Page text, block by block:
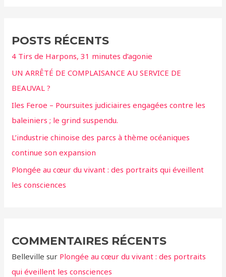
r
c
h
e
r
:
POSTS RÉCENTS
4 Tirs de Harpons, 31 minutes d’agonie
UN ARRÊTÉ DE COMPLAISANCE AU SERVICE DE
BEAUVAL ?
Iles Feroe – Poursuites judiciaires engagées contre les
baleiniers ; le grind suspendu.
L’industrie chinoise des parcs à thème océaniques
continue son expansion
Plongée au cœur du vivant : des portraits qui éveillent
les consciences
COMMENTAIRES RÉCENTS
Belleville sur Plongée au cœur du vivant : des portraits
qui éveillent les consciences